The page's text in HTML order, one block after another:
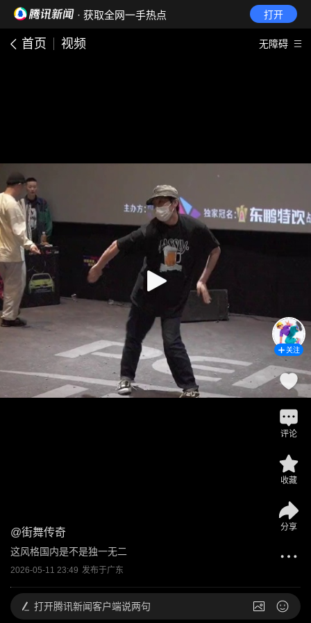
· 获取全网一手热点 打开
首页 视频 无障碍
@街舞传奇
这风格国内是不是独一无二
2026-05-11 23:49 发布于广东
关注
评论
收藏
分享
打开腾讯新闻客户端说两句